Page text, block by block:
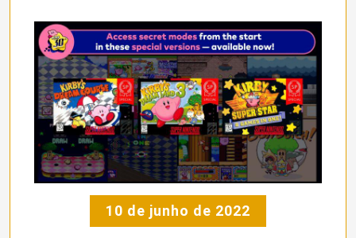
10 de junho de 2022